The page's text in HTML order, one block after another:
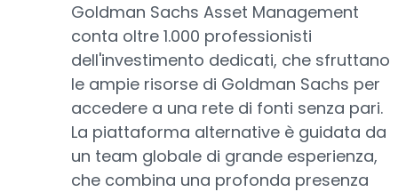
Goldman Sachs Asset Management
conta oltre 1.000 professionisti
dell'investimento dedicati, che sfruttano
le ampie risorse di Goldman Sachs per
accedere a una rete di fonti senza pari.
La piattaforma alternative è guidata da
un team globale di grande esperienza,
che combina una profonda presenza